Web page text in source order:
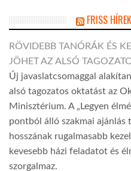
FRISS
RÖVIDEBB TANÓRÁK ÉS
JÖHET AZ ALSÓ
Új javaslatcsomaggal
alsó tagozatos oktatást az
Minisztérium. A „Legyen
pontból álló szakmai
hosszának rugalmasabb
kevesebb házi feladatot és
szorgalmaz.